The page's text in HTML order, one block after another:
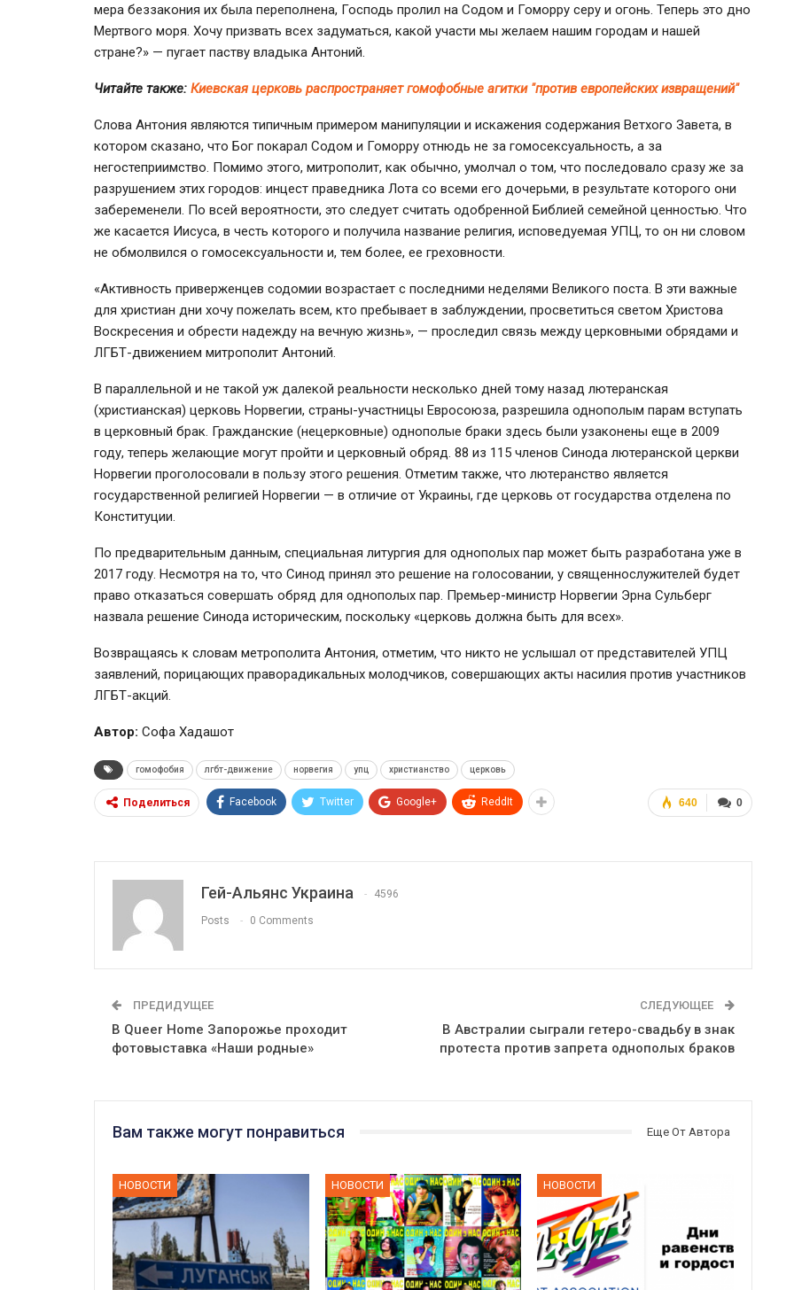
мера беззакония их была переполнена, Господь пролил на Содом и Гоморру серу и огонь. Теперь это дно
Мертвого моря. Хочу призвать всех задуматься, какой участи мы желаем нашим городам и нашей
стране?» — пугает паству владыка Антоний.
Читайте также: Киевская церковь распространяет гомофобные агитки "против европейских извращений"
Слова Антония являются типичным примером манипуляции и искажения содержания Ветхого Завета, в
котором сказано, что Бог покарал Содом и Гоморру отнюдь не за гомосексуальность, а за
негостеприимство. Помимо этого, митрополит, как обычно, умолчал о том, что последовало сразу же за
разрушением этих городов: инцест праведника Лота со всеми его дочерьми, в результате которого они
забеременели. По всей вероятности, это следует считать одобренной Библией семейной ценностью. Что
же касается Иисуса, в честь которого и получила название религия, исповедуемая УПЦ, то он ни словом
не обмолвился о гомосексуальности и, тем более, ее греховности.
«Активность приверженцев содомии возрастает с последними неделями Великого поста. В эти важные
для христиан дни хочу пожелать всем, кто пребывает в заблуждении, просветиться светом Христова
Воскресения и обрести надежду на вечную жизнь», — проследил связь между церковными обрядами и
ЛГБТ-движением митрополит Антоний.
В параллельной и не такой уж далекой реальности несколько дней тому назад лютеранская
(христианская) церковь Норвегии, страны-участницы Евросоюза, разрешила однополым парам вступать
в церковный брак. Гражданские (нецерковные) однополые браки здесь были узаконены еще в 2009
году, теперь желающие могут пройти и церковный обряд. 88 из 115 членов Синода лютеранской церкви
Норвегии проголосовали в пользу этого решения. Отметим также, что лютеранство является
государственной религией Норвегии — в отличие от Украины, где церковь от государства отделена по
Конституции.
По предварительным данным, специальная литургия для однополых пар может быть разработана уже в
2017 году. Несмотря на то, что Синод принял это решение на голосовании, у священнослужителей будет
право отказаться совершать обряд для однополых пар. Премьер-министр Норвегии Эрна Сульберг
назвала решение Синода историческим, поскольку «церковь должна быть для всех».
Возвращаясь к словам метрополита Антония, отметим, что никто не услышал от представителей УПЦ
заявлений, порицающих праворадикальных молодчиков, совершающих акты насилия против участников
ЛГБТ-акций.
Автор: Софа Хадашот
гомофобия лгбт-движение норвегия упц христианство церковь
0
640
Поделиться Facebook Twitter Google+ ReddIt
Гей-Альянс Украина 4596
Posts 0 Comments
ПРЕДИДУЩЕЕ
В Queer Home Запорожье проходит
фотовыставка «Наши родные»
СЛЕДУЮЩЕЕ
В Австралии сыграли гетеро-свадьбу в знак
протеста против запрета однополых браков
Вам также могут понравиться Еще От Автора
НОВОСТИ НОВОСТИ НОВОСТИ